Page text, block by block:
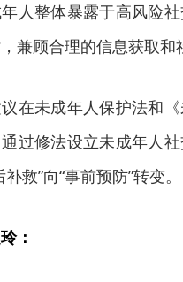
人整体暴露于高风险
兼顾合理的信息获取和
未成年人保护法和《
过修法设立未成年人
救”向“事前预防”转变。
：